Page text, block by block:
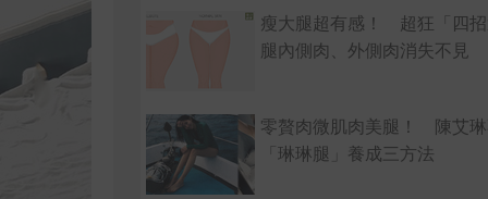
瘦大腿超有感！ 超狂「四
腿內側肉、外側肉消失不見
零贅肉微肌肉美腿！ 陳艾
「琳琳腿」養成三方法